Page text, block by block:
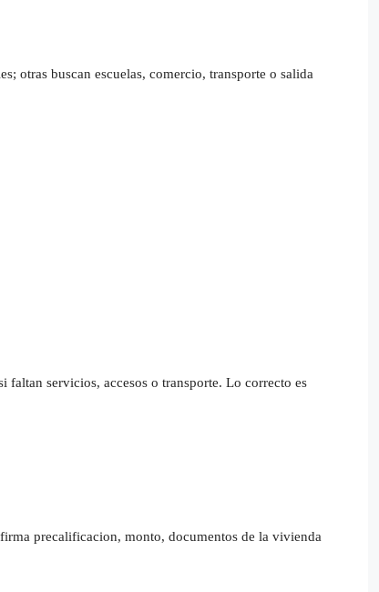
otras buscan escuelas, comercio, transporte o salida
servicios, accesos o transporte. Lo correcto es
precalificacion, monto, documentos de la vivienda